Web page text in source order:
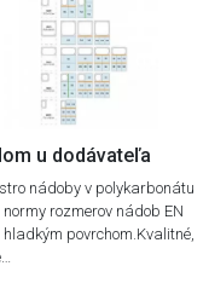
u dodávateľa
nádoby v polykarbonátu
rozmerov nádob EN
povrchom.Kvalitné,